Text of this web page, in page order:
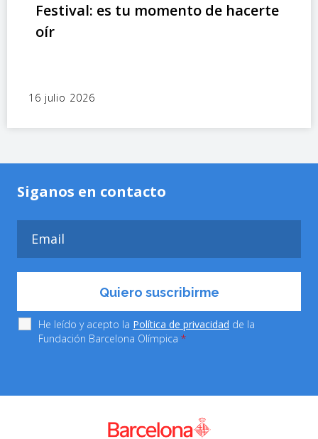
Festival: es tu momento de hacerte
oír
16 julio 2026
Siganos en contacto
He leído y acepto la Política de privacidad de la
Fundación Barcelona Olímpica *